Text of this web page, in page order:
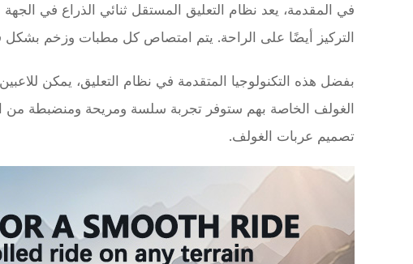
في المقدمة، يعد نظام التعليق المستقل ثنائي الذراع في
التركيز أيضًا على الراحة. يتم امتصاص كل مطبات وزخم بشكل
بفضل هذه التكنولوجيا المتقدمة في نظام التعليق، يمكن
الغولف الخاصة بهم ستوفر تجربة سلسة ومريحة ومنضبطة من
تصميم عربات الغولف.